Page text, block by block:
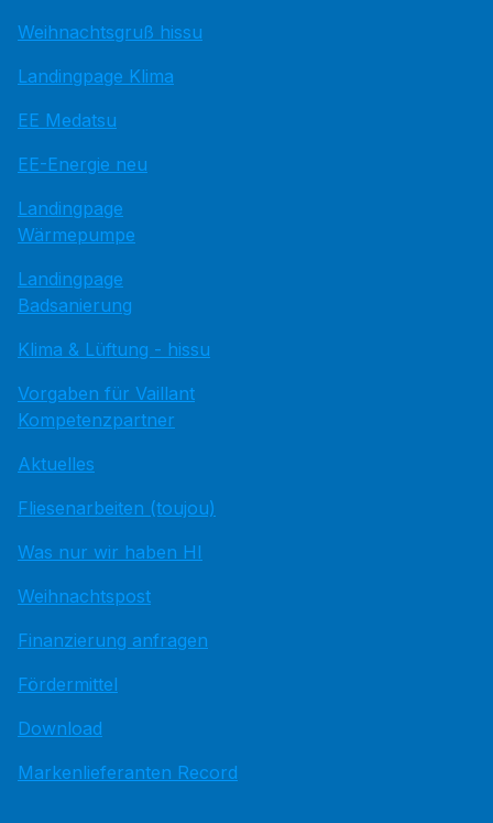
Weihnachtsgruß hissu
Landingpage Klima
EE Medatsu
EE-Energie neu
Landingpage
Wärmepumpe
Landingpage
Badsanierung
Klima & Lüftung - hissu
Vorgaben für Vaillant
Kompetenzpartner
Aktuelles
Fliesenarbeiten (toujou)
Was nur wir haben HI
Weihnachtspost
Finanzierung anfragen
Fördermittel
Download
Markenlieferanten Record